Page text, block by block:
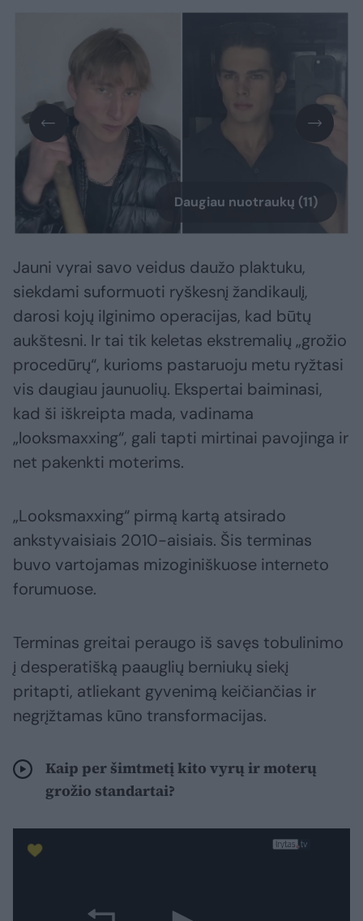
Daugiau nuotraukų (11)
Jauni vyrai savo veidus daužo plaktuku,
siekdami suformuoti ryškesnį žandikaulį,
darosi kojų ilginimo operacijas, kad būtų
aukštesni. Ir tai tik keletas ekstremalių „grožio
procedūrų“, kurioms pastaruoju metu ryžtasi
vis daugiau jaunuolių. Ekspertai baiminasi,
kad ši iškreipta mada, vadinama
„looksmaxxing“, gali tapti mirtinai pavojinga ir
net pakenkti moterims.
„Looksmaxxing“ pirmą kartą atsirado
ankstyvaisiais 2010-aisiais. Šis terminas
buvo vartojamas mizoginiškuose interneto
forumuose.
Terminas greitai peraugo iš savęs tobulinimo
į desperatišką paauglių berniukų siekį
pritapti, atliekant gyvenimą keičiančias ir
negrįžtamas kūno transformacijas.
Kaip per šimtmetį kito vyrų ir moterų
grožio standartai?